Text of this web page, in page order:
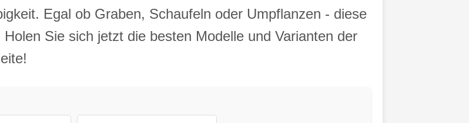
Egal ob Graben, Schaufeln oder Umpflanzen - diese
Sie sich jetzt die besten Modelle und Varianten der